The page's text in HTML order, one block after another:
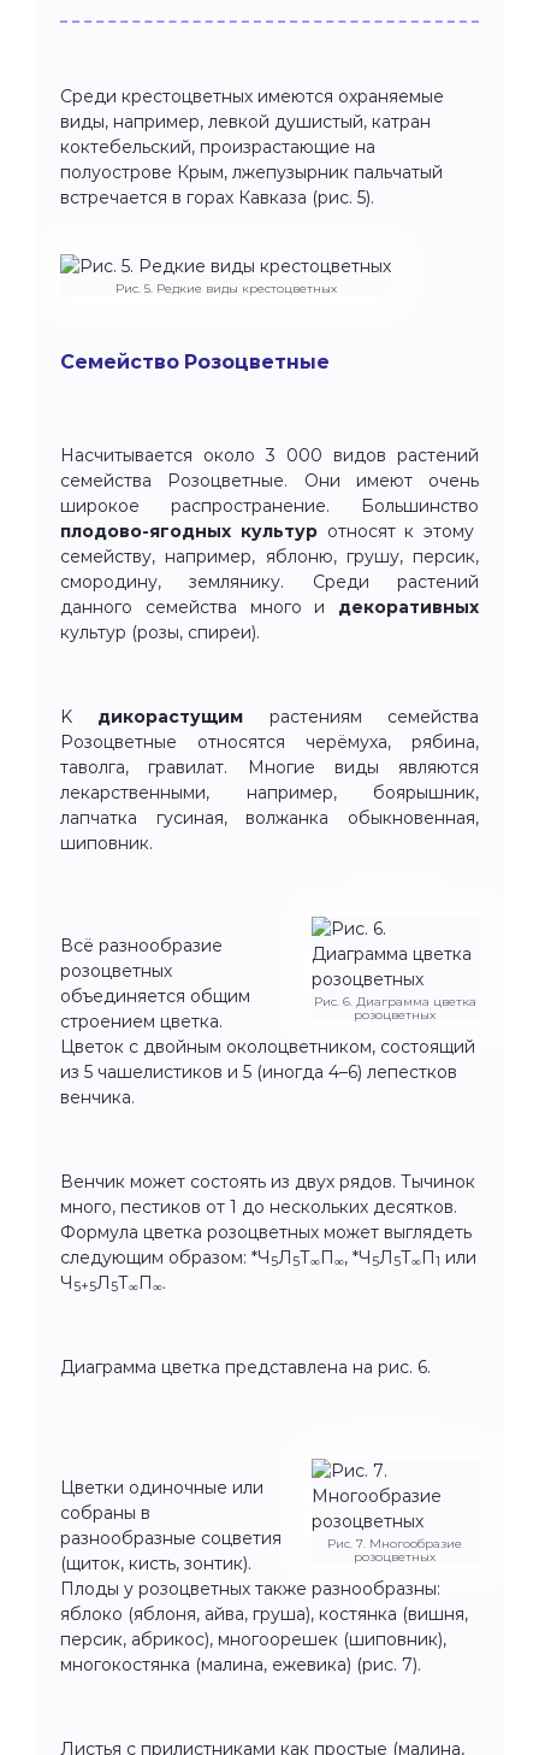
Среди крестоцветных имеются охраняемые
виды, например, левкой душистый, катран
коктебельский, произрастающие на
полуострове Крым, лжепузырник пальчатый
встречается в горах Кавказа (рис. 5).
Рис. 5. Редкие виды крестоцветных
Семейство Розоцветные
Насчитывается около 3 000 видов растений
семейства Розоцветные. Они имеют очень
широкое распространение. Большинство
плодово-ягодных культуротносят к этому
семейству, например, яблоню, грушу, персик,
смородину, землянику. Среди растений
данного семейства много и декоративных
культур (розы, спиреи).
K дикорастущим растениям семейства
Розоцветные относятся черёмуха, рябина,
таволга, гравилат. Многие виды являются
лекарственными, например, боярышник,
лапчатка гусиная, волжанка обыкновенная,
шиповник.
Рис. 6. Диаграмма цветка
розоцветных
Всё разнообразие
розоцветных
объединяется общим
строением цветка.
Цветок с двойным околоцветником, состоящий
из 5 чашелистиков и 5 (иногда 4–6) лепестков
венчика.
Венчик может состоять из двух рядов. Тычинок
много, пестиков от 1 до нескольких десятков.
Формула цветка розоцветных может выглядеть
следующим образом: *Ч5Л5Т∞П∞, *Ч5Л5Т∞П1 или
Ч5+5Л5Т∞П∞.
Диаграмма цветка представлена на рис. 6.
Рис. 7. Многообразие
розоцветных
Цветки одиночные или
собраны в
разнообразные соцветия
(щиток, кисть, зонтик).
Плоды у розоцветных также разнообразны:
яблоко (яблоня, айва, груша), костянка (вишня,
персик, абрикос), многоорешек (шиповник),
многокостянка (малина, ежевика) (рис. 7).
Листья с прилистниками как простые (малина,